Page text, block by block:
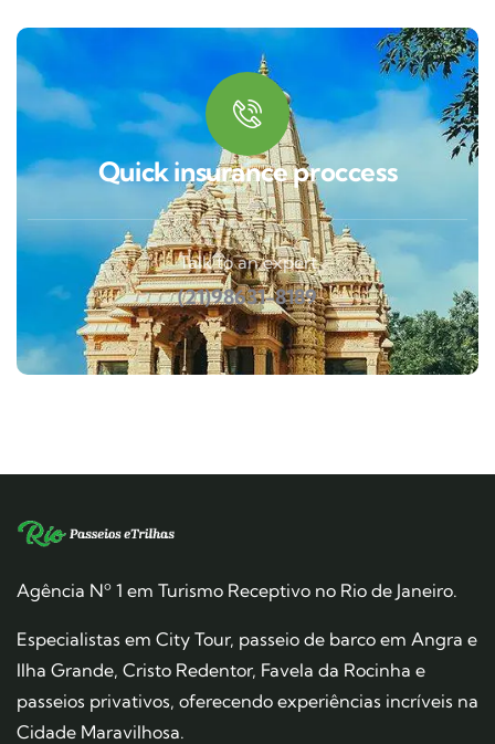
Quick insurance proccess
Talk to an expert
(21)98631-8189
Agência Nº 1 em Turismo Receptivo no Rio de Janeiro.
Especialistas em City Tour, passeio de barco em Angra e
Ilha Grande, Cristo Redentor, Favela da Rocinha e
passeios privativos, oferecendo experiências incríveis na
Cidade Maravilhosa.